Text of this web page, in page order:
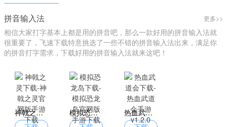
拼音输入法 更多>>
相信大家打字基本上都是用的拼音吧，那么一款好用的拼音输入法就
很重要了，飞速下载特意挑选了一些不错的拼音输入法出来，满足你
的拼音打字需求，下载好用的拼音输入法就来这吧！
神戟之灵下载-神戟之灵官网版手游下载 v1.0.0
模拟恐龙岛下载-模拟恐龙岛官网版手游下载 v1.0
热血武道会下载-热血武道会手游 v1.2.0